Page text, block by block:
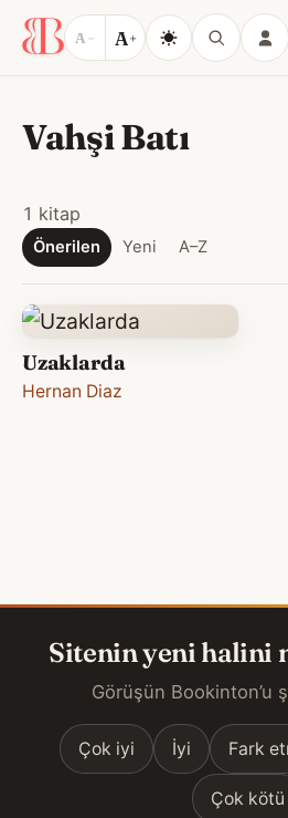
A − A+
Vahşi Batı
1 kitap
Önerilen Yeni A–Z
Uzaklarda
Hernan Diaz
Sitenin yeni halini
Görüşün Bookinton’u
Çok iyi İyi Fark
Çok kötü